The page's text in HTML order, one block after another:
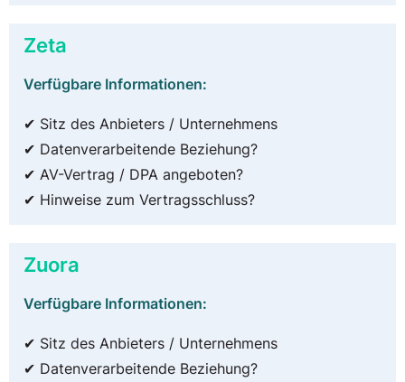
Zeta
Verfügbare Informationen:
✔ Sitz des Anbieters / Unternehmens
✔ Datenverarbeitende Beziehung?
✔ AV-Vertrag / DPA angeboten?
✔ Hinweise zum Vertragsschluss?
Zuora
Verfügbare Informationen:
✔ Sitz des Anbieters / Unternehmens
✔ Datenverarbeitende Beziehung?